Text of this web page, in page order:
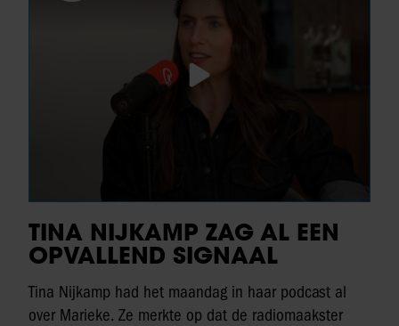
TINA NIJKAMP ZAG AL EEN
OPVALLEND SIGNAAL
Tina Nijkamp had het maandag in haar podcast al
over Marieke. Ze merkte op dat de radiomaakster